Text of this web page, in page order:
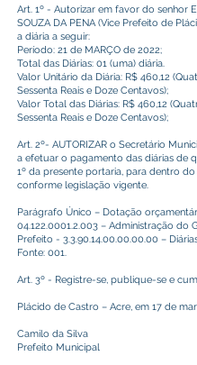
Art. 1º - Autorizar em favor do senhor
SOUZA DA PENA (Vice Prefeito de
a diária a seguir:
Período: 21 de MARÇO de 2022;
Total das Diárias: 01 (uma) diária.
Valor Unitário da Diária: R$ 460,12
Sessenta Reais e Doze Centavos);
Valor Total das Diárias: R$ 460,12
Sessenta Reais e Doze Centavos);
Art. 2º- AUTORIZAR o Secretário
a efetuar o pagamento das diárias de
1º da presente portaria, para dentro
conforme legislação vigente.
Parágrafo Único – Dotação
04.122.0001.2.003 – Administração do
Prefeito - 3.3.90.14.00.00.00.00 –
Fonte: 001.
Art. 3º - Registre-se, publique-se e
Plácido de Castro – Acre, em 17 de
Camilo da Silva
Prefeito Municipal